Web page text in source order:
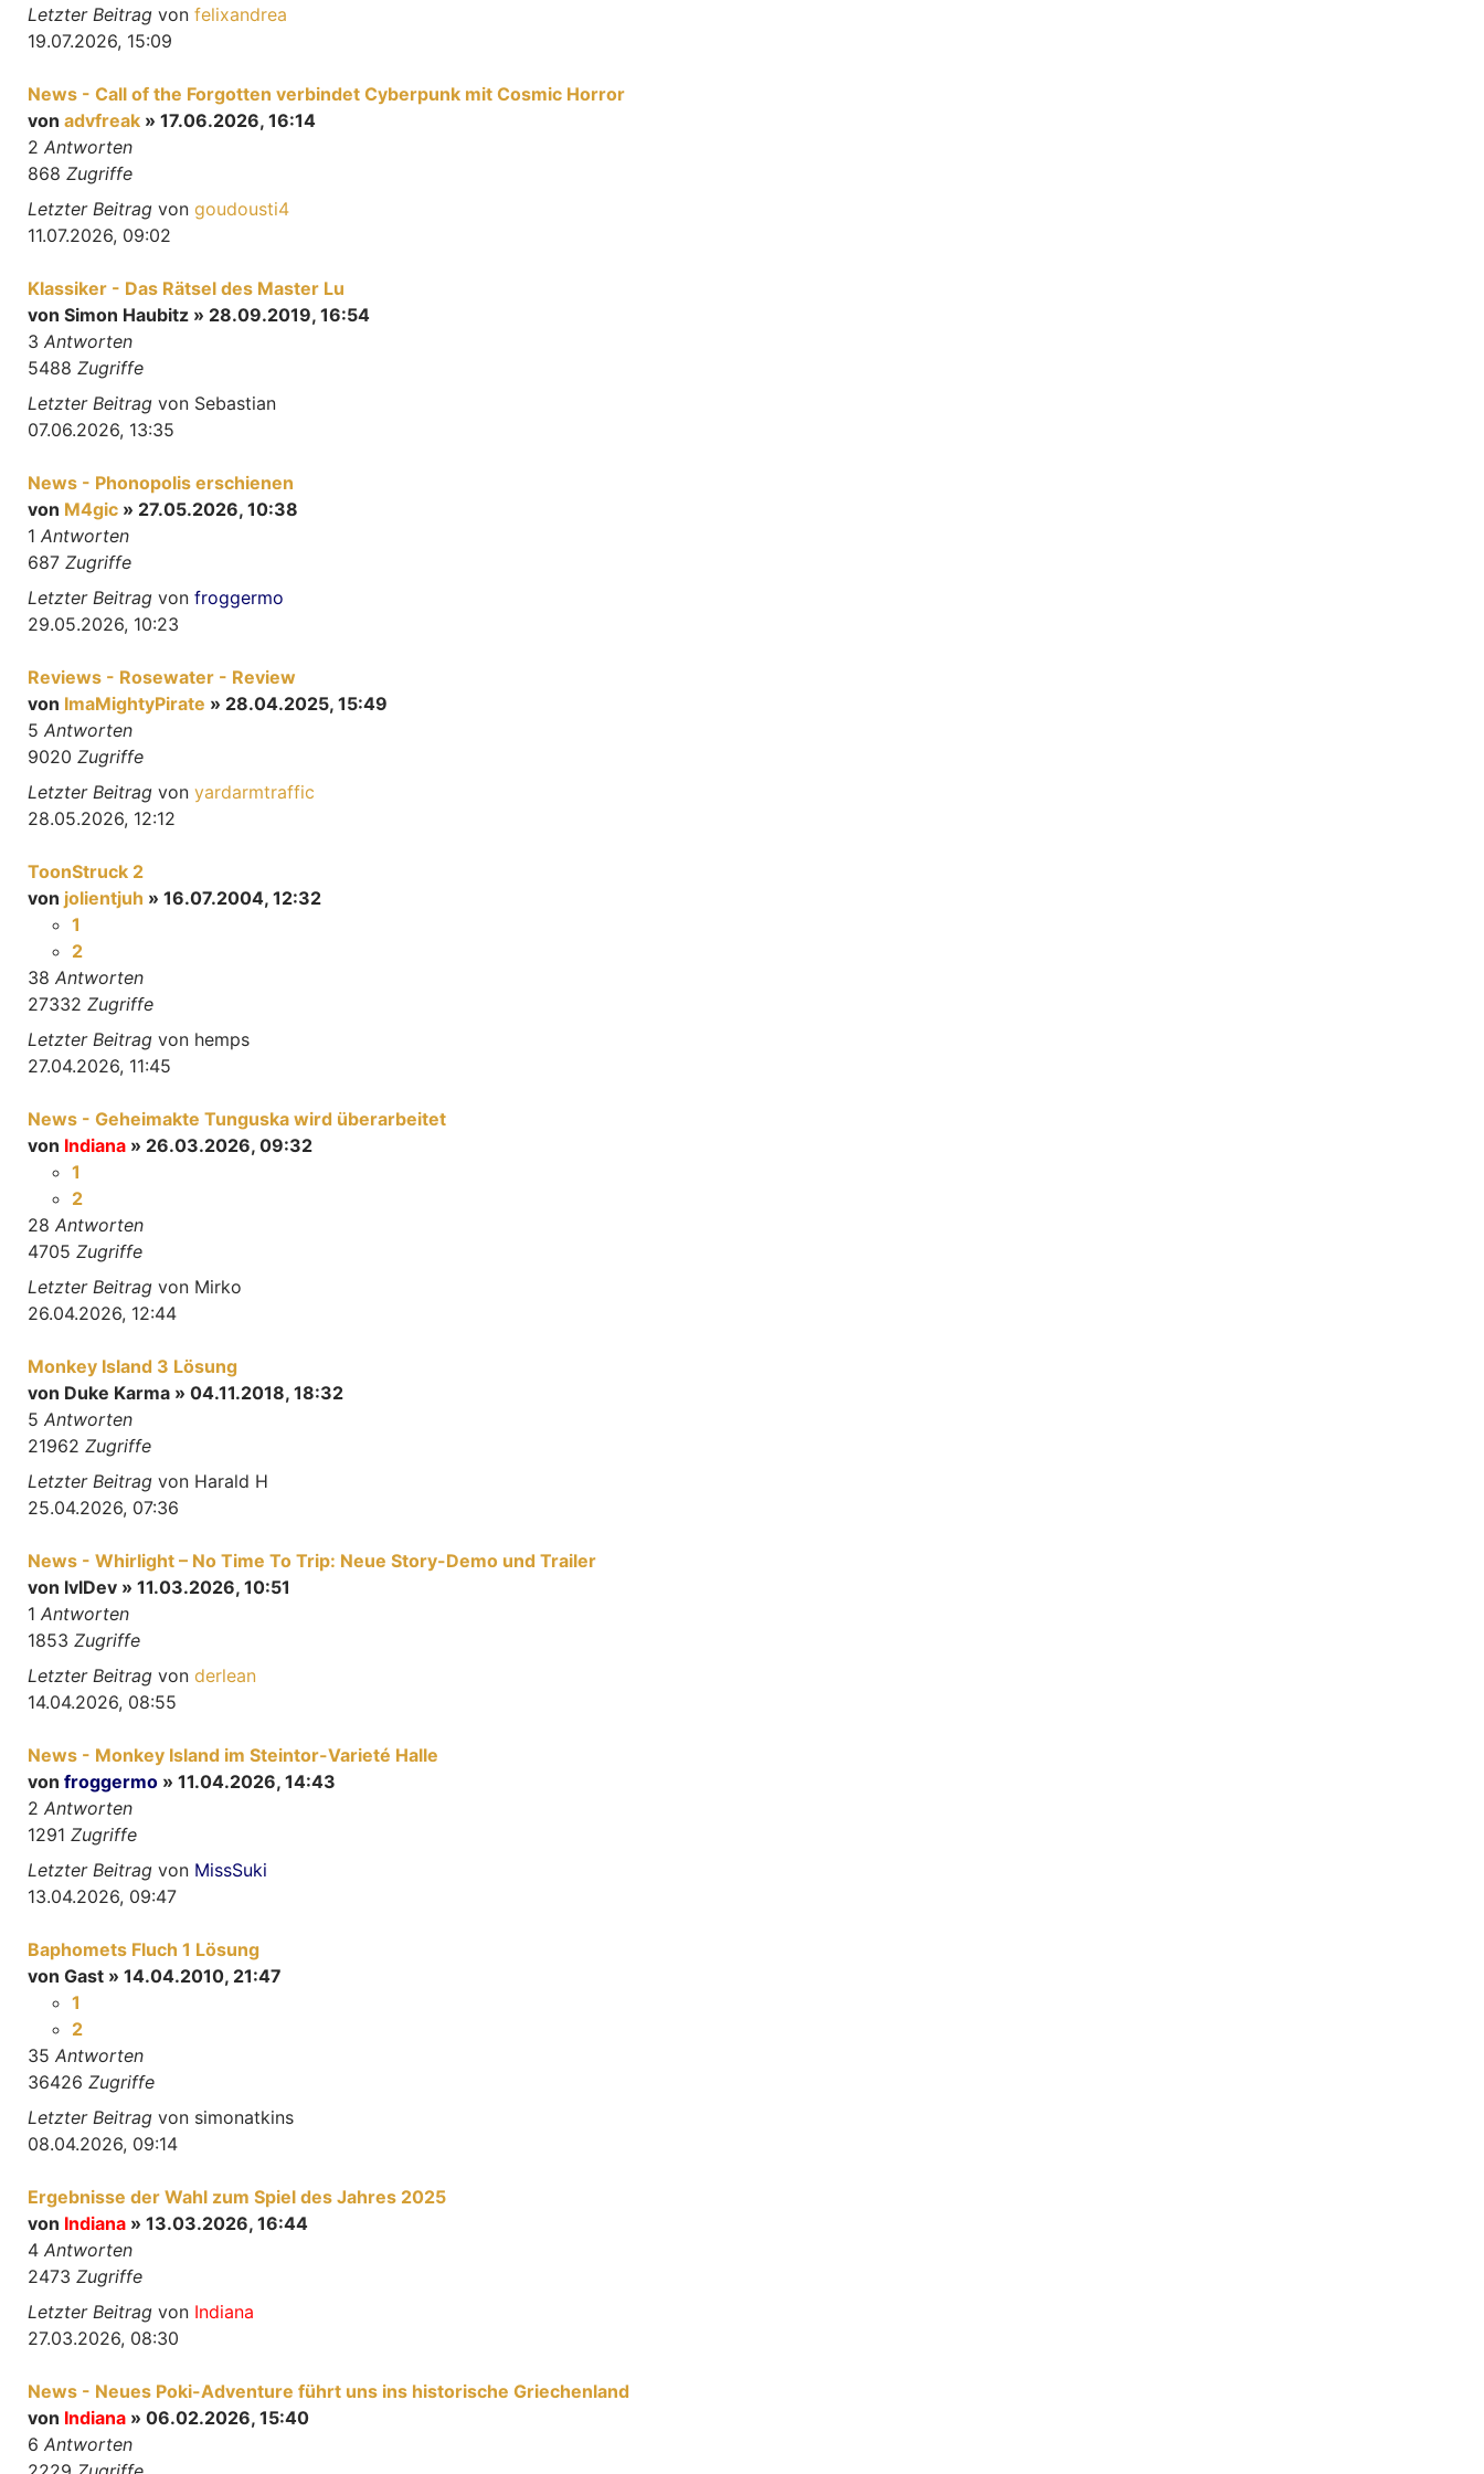
Letzter Beitrag von felixandrea
19.07.2026, 15:09
News - Call of the Forgotten verbindet Cyberpunk mit Cosmic Horror
von advfreak » 17.06.2026, 16:14
2 Antworten
868 Zugriffe
Letzter Beitrag von goudousti4
11.07.2026, 09:02
Klassiker - Das Rätsel des Master Lu
von Simon Haubitz » 28.09.2019, 16:54
3 Antworten
5488 Zugriffe
Letzter Beitrag von Sebastian
07.06.2026, 13:35
News - Phonopolis erschienen
von M4gic » 27.05.2026, 10:38
1 Antworten
687 Zugriffe
Letzter Beitrag von froggermo
29.05.2026, 10:23
Reviews - Rosewater - Review
von ImaMightyPirate » 28.04.2025, 15:49
5 Antworten
9020 Zugriffe
Letzter Beitrag von yardarmtraffic
28.05.2026, 12:12
ToonStruck 2
von jolientjuh » 16.07.2004, 12:32
1
2
38 Antworten
27332 Zugriffe
Letzter Beitrag von hemps
27.04.2026, 11:45
News - Geheimakte Tunguska wird überarbeitet
von Indiana » 26.03.2026, 09:32
1
2
28 Antworten
4705 Zugriffe
Letzter Beitrag von Mirko
26.04.2026, 12:44
Monkey Island 3 Lösung
von Duke Karma » 04.11.2018, 18:32
5 Antworten
21962 Zugriffe
Letzter Beitrag von Harald H
25.04.2026, 07:36
News - Whirlight – No Time To Trip: Neue Story-Demo und Trailer
von lvlDev » 11.03.2026, 10:51
1 Antworten
1853 Zugriffe
Letzter Beitrag von derlean
14.04.2026, 08:55
News - Monkey Island im Steintor-Varieté Halle
von froggermo » 11.04.2026, 14:43
2 Antworten
1291 Zugriffe
Letzter Beitrag von MissSuki
13.04.2026, 09:47
Baphomets Fluch 1 Lösung
von Gast » 14.04.2010, 21:47
1
2
35 Antworten
36426 Zugriffe
Letzter Beitrag von simonatkins
08.04.2026, 09:14
Ergebnisse der Wahl zum Spiel des Jahres 2025
von Indiana » 13.03.2026, 16:44
4 Antworten
2473 Zugriffe
Letzter Beitrag von Indiana
27.03.2026, 08:30
News - Neues Poki-Adventure führt uns ins historische Griechenland
von Indiana » 06.02.2026, 15:40
6 Antworten